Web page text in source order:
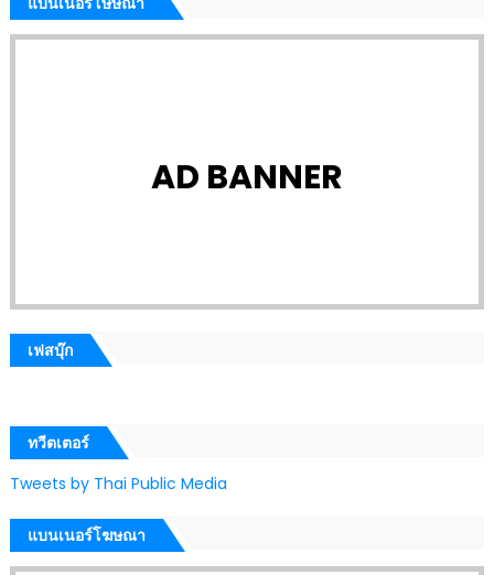
AD BANNER
เฟสบุ๊ก
ทวีตเตอร์
Tweets by Thai Public Media
แบนเนอร์โฆษณา